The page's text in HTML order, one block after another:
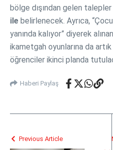
bölge dışından gelen talepler
ile belirlenecek. Ayrıca,
yanında kalıyor” diyerek
ikametgah oyunlarına da
öğrenciler ikinci planda
Haberi Paylaş
Previous Article